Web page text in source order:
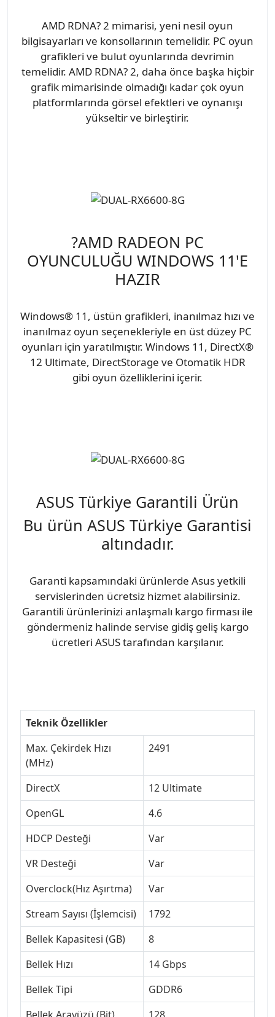
AMD RDNA? 2 mimarisi, yeni nesil oyun
bilgisayarları ve konsollarının temelidir. PC oyun
grafikleri ve bulut oyunlarında devrimin
temelidir. AMD RDNA? 2, daha önce başka hiçbir
grafik mimarisinde olmadığı kadar çok oyun
platformlarında görsel efektleri ve oynanışı
yükseltir ve birleştirir.
?AMD RADEON PC
OYUNCULUĞU WINDOWS 11'E
HAZIR
Windows® 11, üstün grafikleri, inanılmaz hızı ve
inanılmaz oyun seçenekleriyle en üst düzey PC
oyunları için yaratılmıştır. Windows 11, DirectX®
12 Ultimate, DirectStorage ve Otomatik HDR
gibi oyun özelliklerini içerir.
ASUS Türkiye Garantili Ürün
Bu ürün ASUS Türkiye Garantisi
altındadır.
Garanti kapsamındaki ürünlerde Asus yetkili
servislerinden ücretsiz hizmet alabilirsiniz.
Garantili ürünlerinizi anlaşmalı kargo firması ile
göndermeniz halinde servise gidiş geliş kargo
ücretleri ASUS tarafından karşılanır.
Teknik Özellikler
Max. Çekirdek Hızı
(MHz)
2491
DirectX
12 Ultimate
OpenGL
4.6
HDCP Desteği
Var
VR Desteği
Var
Overclock(Hız Aşırtma)
Var
Stream Sayısı (İşlemcisi)
1792
Bellek Kapasitesi (GB)
8
Bellek Hızı
14 Gbps
Bellek Tipi
GDDR6
Bellek Arayüzü (Bit)
128